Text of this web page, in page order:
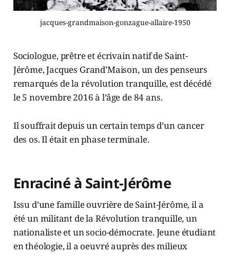
jacques-grandmaison-gonzague-allaire-1950
Sociologue, prêtre et écrivain natif de Saint-
Jérôme, Jacques Grand’Maison, un des penseurs
remarqués de la révolution tranquille, est décédé
le 5 novembre 2016 à l’âge de 84 ans.
Il souffrait depuis un certain temps d’un cancer
des os. Il était en phase terminale.
Enraciné à Saint-Jérôme
Issu d’une famille ouvrière de Saint-Jérôme, il a
été un militant de la Révolution tranquille, un
nationaliste et un socio-démocrate. Jeune étudiant
en théologie, il a oeuvré auprès des milieux